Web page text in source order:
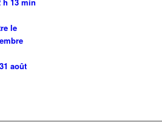
le
31 août